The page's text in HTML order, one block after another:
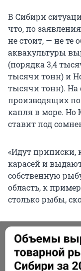
В Сибири
что, по
не стоит, — не те
аквакультуры
(порядка 3,4
тысячи тонн) и
тысячи тонн). На
производящих по
капля в море.
ставит под
«Идут приписки,
карасей и
собственную
область, к
столько рыбы,